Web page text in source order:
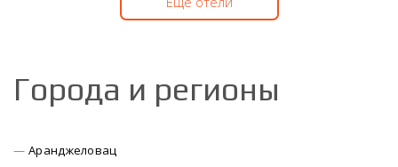
Города и регионы
Аранджеловац